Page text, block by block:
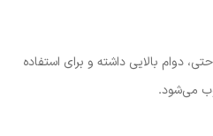
دوام بالایی داشته و برای استفاده
می‌شود.